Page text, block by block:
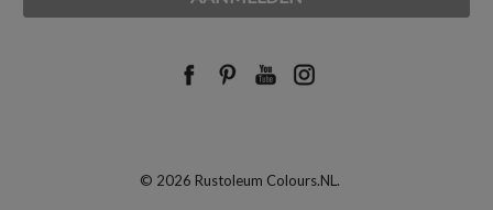
© 2026 Rustoleum Colours.NL.